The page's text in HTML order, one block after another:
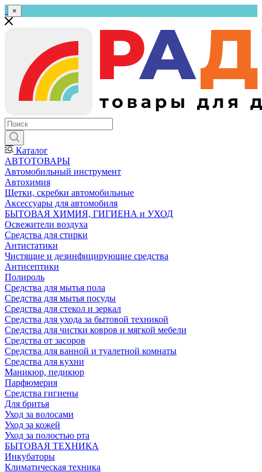
×
Каталог
АВТОТОВАРЫ
Автомобильный инструмент
Автохимия
Щетки, скребки автомобильные
Аксессуары для автомобиля
БЫТОВАЯ ХИМИЯ, ГИГИЕНА и УХОД
Освежители воздуха
Средства для стирки
Антистатики
Чистящие и дезинфицирующие средства
Антисептики
Полироль
Средства для мытья пола
Средства для мытья посуды
Средства для стекол и зеркал
Средства для ухода за бытовой техникой
Средства для чистки ковров и мягкой мебели
Средства от засоров
Средства для ванной и туалетной комнаты
Средства для кухни
Маникюр, педикюр
Парфюмерия
Средства гигиены
Для бритья
Уход за волосами
Уход за кожей
Уход за полостью рта
БЫТОВАЯ ТЕХНИКА
Инкубаторы
Климатическая техника